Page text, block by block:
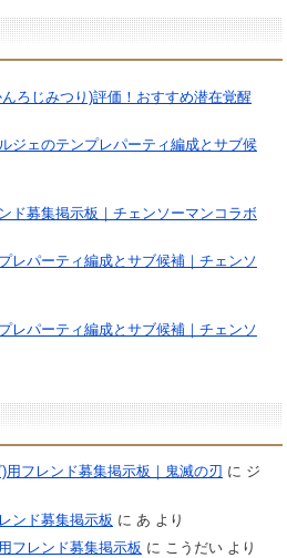
んろじみつり)評価！おすすめ潜在覚醒
ジェのテンプレパーティ編成とサブ候
ド募集掲示板｜チェンソーマンコラボ
レパーティ編成とサブ候補｜チェンソ
レパーティ編成とサブ候補｜チェンソ
用フレンド募集掲示板｜鬼滅の刃 に ジ
ンド募集掲示板 に あ より
フレンド募集掲示板 に こうだいより